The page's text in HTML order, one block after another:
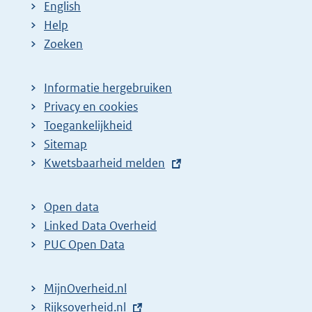
English
Help
Zoeken
Informatie hergebruiken
Privacy en cookies
Toegankelijkheid
Sitemap
E
t
e
r
l
Kwetsbaarheid melden
Open data
Linked Data Overheid
PUC Open Data
MijnOverheid.nl
E
Rijksoverheid.nl